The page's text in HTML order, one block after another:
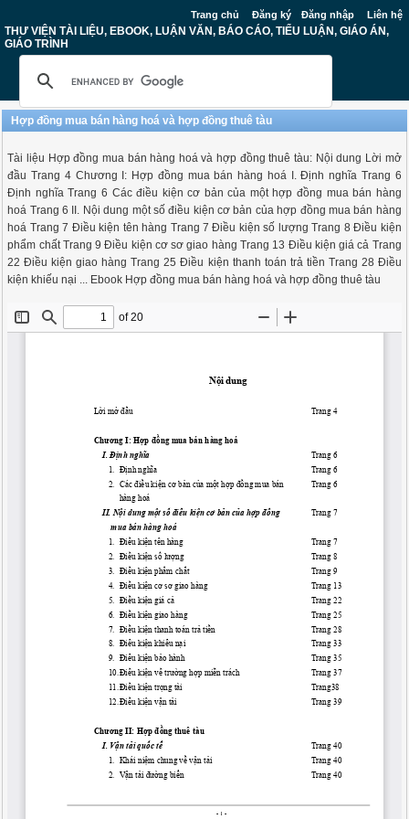
Trang chủ Đăng ký Đăng nhập Liên hệ
THƯ VIỆN TÀI LIỆU, EBOOK, LUẬN VĂN, BÁO CÁO, TIỂU LUẬN, GIÁO ÁN,
GIÁO TRÌNH
Hợp đồng mua bán hàng hoá và hợp đồng thuê tàu
Tài liệu Hợp đồng mua bán hàng hoá và hợp đồng thuê tàu: Nội dung Lời mở
đầu Trang 4 Chương I: Hợp đồng mua bán hàng hoá I. Định nghĩa Trang 6
Định nghĩa Trang 6 Các điều kiện cơ bản của một hợp đồng mua bán hàng
hoá Trang 6 II. Nội dung một số điều kiện cơ bản của hợp đồng mua bán hàng
hoá Trang 7 Điều kiện tên hàng Trang 7 Điều kiện số lượng Trang 8 Điều kiện
phẩm chất Trang 9 Điều kiện cơ sơ giao hàng Trang 13 Điều kiện giá cả Trang
22 Điều kiện giao hàng Trang 25 Điều kiện thanh toán trả tiền Trang 28 Điều
kiện khiếu nại ... Ebook Hợp đồng mua bán hàng hoá và hợp đồng thuê tàu